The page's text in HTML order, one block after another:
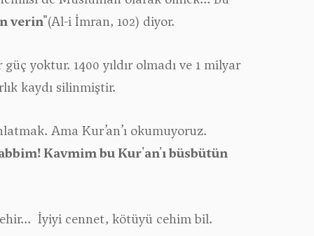
verin"(Al-i İmran, 102) diyor.
yoktur. 1400 yıldır olmadı ve 1 milyar
kaydı silinmiştir.
Ama Kur’an’ı okumuyoruz.
Kavmim bu Kur'an'ı büsbütün
İyiyi cennet, kötüyü cehim bil.